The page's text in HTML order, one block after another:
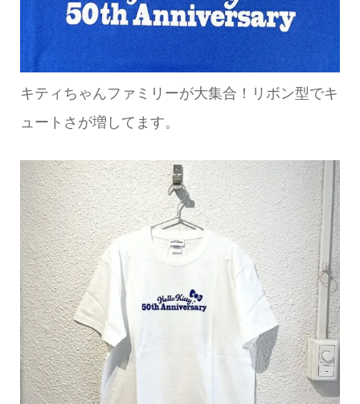
キティちゃんファミリーが大集合！リボン型でキ
ュートさが増してます。